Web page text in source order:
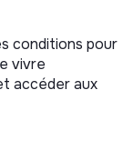
conditions pour
vivre
accéder aux